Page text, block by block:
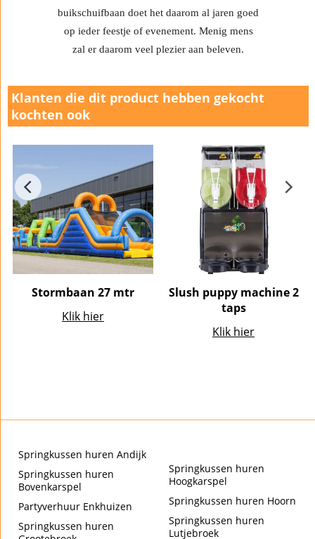
buikschuifbaan doet het daarom al jaren goed
op ieder feestje of evenement. Menig mens
zal er daarom veel plezier aan beleven.
Klanten die dit product hebben gekocht
kochten ook
Stormbaan 27 mtr
Klik hier
Slush puppy machine 2
taps
Klik hier
Springkussen huren Andijk
Springkussen huren
Bovenkarspel
Partyverhuur Enkhuizen
Springkussen huren
Springkussen huren
Hoogkarspel
Springkussen huren Hoorn
Springkussen huren
Lutjebroek